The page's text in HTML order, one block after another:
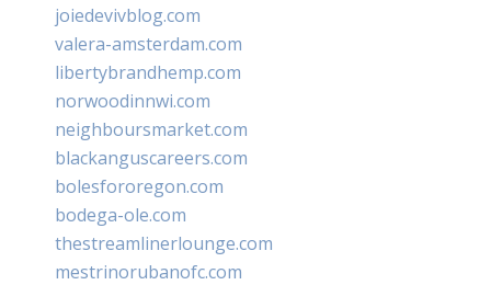
joiedevivblog.com
valera-amsterdam.com
libertybrandhemp.com
norwoodinnwi.com
neighboursmarket.com
blackanguscareers.com
bolesfororegon.com
bodega-ole.com
thestreamlinerlounge.com
mestrinorubanofc.com